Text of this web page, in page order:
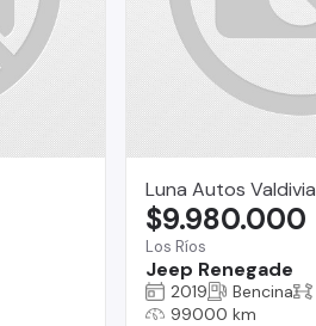
Luna Autos Valdivia
Los Ríos
Jeep Renegade
$9.980.000
2019 Bencina
99000 km